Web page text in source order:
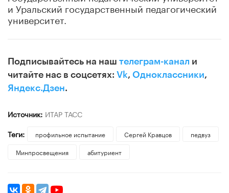
и Уральский государственный педагогический
университет.
Подписывайтесь на наш телеграм-канал и
читайте нас в соцсетях: Vk, Одноклассники,
Яндекс.Дзен.
Источник: ИТАР ТАСС
Теги:
профильное испытание Сергей Кравцов
педвуз
Минпросвещения
абитуриент